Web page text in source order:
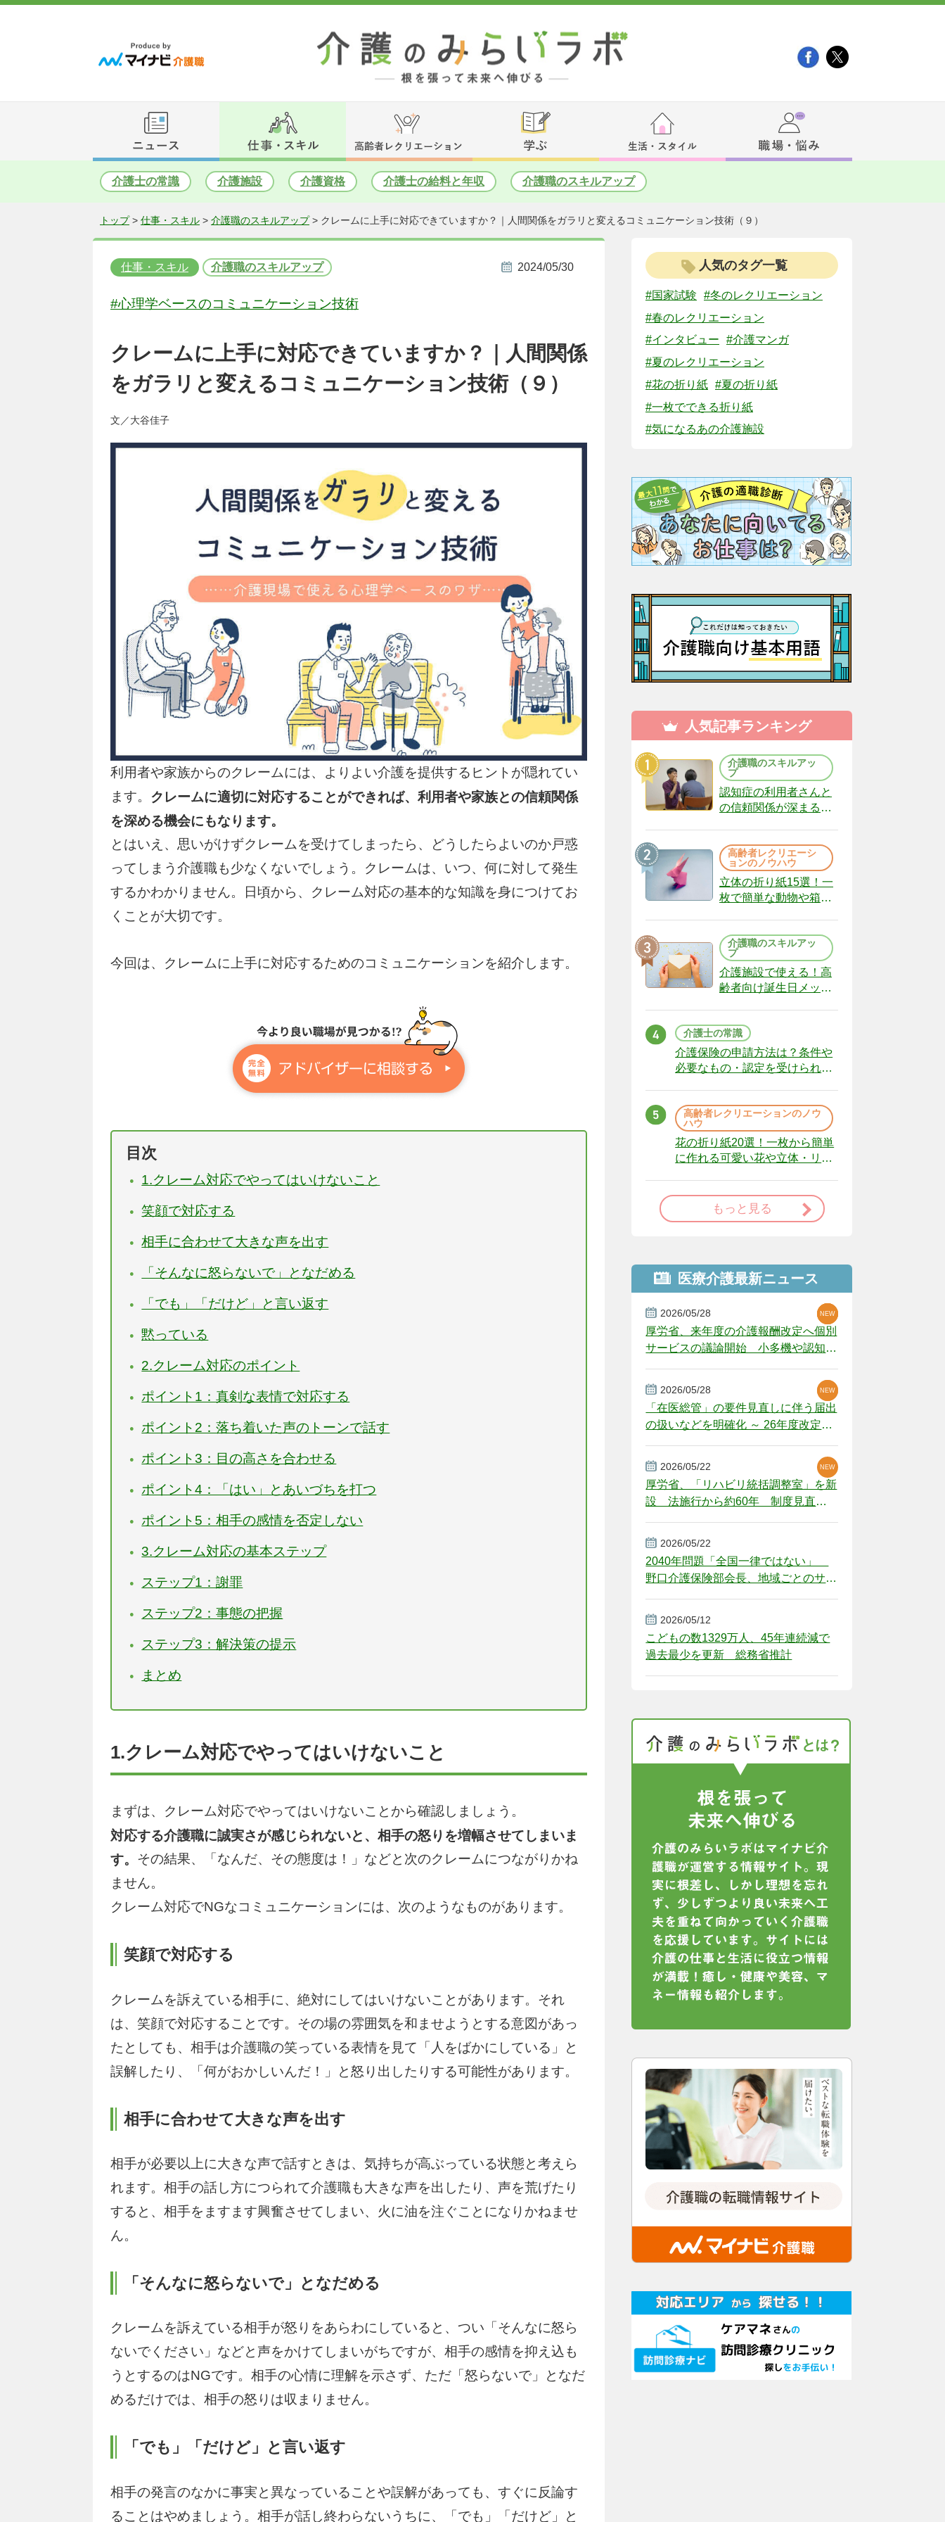
介護士の常識 介護施設 介護資格 介護士の給料と年収 介護職のスキルアップ
トップ> 仕事・スキル > 介護職のスキルアップ> クレームに上手に対応できていますか？｜人間関係をガラリと変えるコミュニケーション技術（９）
仕事・スキル 介護職のスキルアップ 2024/05/30
#心理学ベースのコミュニケーション技術
クレームに上手に対応できていますか？｜人間関係
をガラリと変えるコミュニケーション技術（９）
文／大谷佳子
利用者や家族からのクレームには、よりよい介護を提供するヒントが隠れてい
ます。 クレームに適切に対応することができれば、利用者や家族との信頼関係
を深める機会にもなります。
とはいえ、思いがけずクレームを受けてしまったら、どうしたらよいのか戸惑
ってしまう介護職も少なくないでしょう。クレームは、いつ、何に対して発生
するかわかりません。日頃から、クレーム対応の基本的な知識を身につけてお
くことが大切です。
今回は、クレームに上手に対応するためのコミュニケーションを紹介します。
目次
1.クレーム対応でやってはいけないこと
笑顔で対応する
相手に合わせて大きな声を出す
「そんなに怒らないで」となだめる
「でも」「だけど」と言い返す
黙っている
2.クレーム対応のポイント
ポイント1：真剣な表情で対応する
ポイント2：落ち着いた声のトーンで話す
ポイント3：目の高さを合わせる
ポイント4：「はい」とあいづちを打つ
ポイント5：相手の感情を否定しない
3.クレーム対応の基本ステップ
ステップ1：謝罪
ステップ2：事態の把握
ステップ3：解決策の提示
まとめ
1.クレーム対応でやってはいけないこと
まずは、クレーム対応でやってはいけないことから確認しましょう。
対応する介護職に誠実さが感じられないと、相手の怒りを増幅させてしまいま
す。 その結果、「なんだ、その態度は！」などと次のクレームにつながりかね
ません。
クレーム対応でNGなコミュニケーションには、次のようなものがあります。
笑顔で対応する
クレームを訴えている相手に、絶対にしてはいけないことがあります。それ
は、笑顔で対応することです。その場の雰囲気を和ませようとする意図があっ
たとしても、相手は介護職の笑っている表情を見て「人をばかにしている」と
誤解したり、「何がおかしいんだ！」と怒り出したりする可能性があります。
相手に合わせて大きな声を出す
相手が必要以上に大きな声で話すときは、気持ちが高ぶっている状態と考えら
れます。相手の話し方につられて介護職も大きな声を出したり、声を荒げたり
すると、相手をますます興奮させてしまい、火に油を注ぐことになりかねませ
ん。
「そんなに怒らないで」となだめる
クレームを訴えている相手が怒りをあらわにしていると、つい「そんなに怒ら
ないでください」などと声をかけてしまいがちですが、相手の感情を抑え込も
うとするのはNGです。相手の心情に理解を示さず、ただ「怒らないで」となだ
めるだけでは、相手の怒りは収まりません。
「でも」「だけど」と言い返す
相手の発言のなかに事実と異なっていることや誤解があっても、すぐに反論す
ることはやめましょう。相手が話し終わらないうちに、「でも」「だけど」と
人気のタグ一覧
#国家試験
#冬のレクリエーション
#春のレクリエーション
#インタビュー
#介護マンガ
#夏のレクリエーション
#花の折り紙 #夏の折り紙
#一枚でできる折り紙
#気になるあの介護施設
人気記事ランキング
介護職のスキルアッ
プ
認知症の利用者さんと
の信頼関係が深まる声
（22）
高齢者レクリエーシ
ョンのノウハウ
立体の折り紙15選！一
枚で簡単な動物や箱、
介護職のスキルアッ
プ
介護施設で使える！高
齢者向け誕生日メッセ
介護士の常識
介護保険の申請方法は？条件や
必要なもの・認定を受けられな
高齢者レクリエーションのノウ
ハウ
花の折り紙20選！一枚から簡単
に作れる可愛い花や立体・リー
もっと見る
医療介護最新ニュース
2026/05/28
厚労省、来年度の介護報酬改定へ個別
サービスの議論開始 小多機や認知症
NEW
NEW
NEW
2026/05/28
「在医総管」の要件見直しに伴う届出
の扱いなどを明確化 ～ 26年度改定疑
NEW
NEW
2026/05/22
厚労省、「リハビリ統括調整室」を新
設 法施行から約60年 制度見直し
NEW
2026/05/22
2040年問題「全国一律ではない」
野口介護保険部会長、地域ごとのサー
2026/05/12
こどもの数1329万人、45年連続減で
過去最少を更新 総務省推計